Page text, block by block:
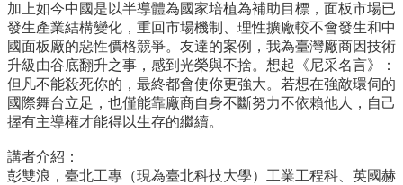
教
學
研
究
系
成
員
加上如今中國是以半導體為國家培植為補助目標，面板市場已
發生產業結構變化，重回市場機制、理性擴廠較不會發生和中
國面板廠的惡性價格競爭。友達的案例，我為臺灣廠商因技術
升級由谷底翻升之事，感到光榮與不捨。想起《尼采名言》：
但凡不能殺死你的，最終都會使你更強大。若想在強敵環伺的
國際舞台立足，也僅能靠廠商自身不斷努力不依賴他人，自己
握有主導權才能得以生存的繼續。
講者介紹：
彭雙浪，臺北工專（現為臺北科技大學）工業工程科、英國赫